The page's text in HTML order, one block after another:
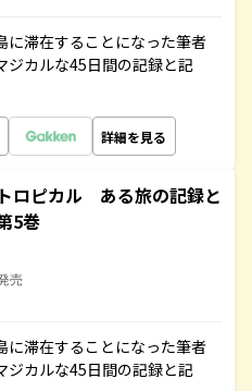
に滞在することになった筆者
ジカルな45日間の記録と記
詳細を見る
ロピカル ある旅の記録と
5巻
売
に滞在することになった筆者
ジカルな45日間の記録と記